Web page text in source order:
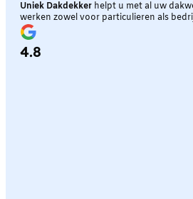
Uniek Dakdekker helpt u met al uw
werken zowel voor particulieren als
4.8